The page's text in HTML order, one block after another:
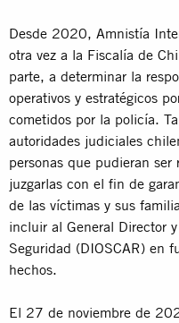
Desde 2020, Amnistía
otra vez a la Fiscalía de
parte, a determinar la
operativos y estratégicos
cometidos por la policía.
autoridades judiciales
personas que pudieran ser
juzgarlas con el fin de
de las víctimas y sus
incluir al General Director
Seguridad (DIOSCAR) en
hechos.
El 27 de noviembre de